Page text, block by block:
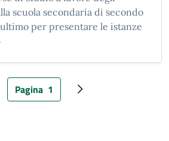
scuola secondaria di secondo
per presentare le istanze
precedente
Pagina attuale
Pagina 1 Pagina successiva